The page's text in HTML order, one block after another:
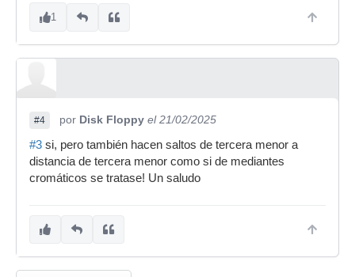
1
#4 por Disk Floppy el 21/02/2025
#3 si, pero también hacen saltos de tercera menor a
distancia de tercera menor como si de mediantes
cromáticos se tratase! Un saludo